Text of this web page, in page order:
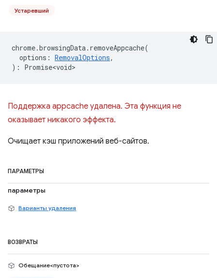
Устаревший
chrome.browsingData. removeAppcache(
options : RemovalOptions,
) : Promise<void>
Поддержка appcache удалена. Эта функция не
оказывает никакого эффекта.
Очищает кэш приложений веб-сайтов.
ПАРАМЕТРЫ
параметры
Варианты удаления
ВОЗВРАТЫ
Обещание<пустота>